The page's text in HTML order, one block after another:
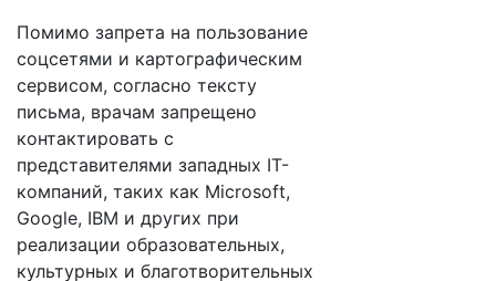
Помимо запрета на пользование
соцсетями и картографическим
сервисом, согласно тексту
письма, врачам запрещено
контактировать с
представителями западных IT-
компаний, таких как Microsoft,
Google, IBM и других при
реализации образовательных,
культурных и благотворительных